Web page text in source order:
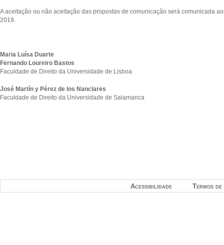
A aceitação ou não aceitação das propostas de comunicação será comunicada
2019.
Maria Luísa Duarte
Fernando Loureiro Bastos
Faculdade de Direito da Universidade de Lisboa
José Martín y Pérez de los Nanclares
Faculdade de Direito da Universidade de Salamanca
Termos
Acessibilidade